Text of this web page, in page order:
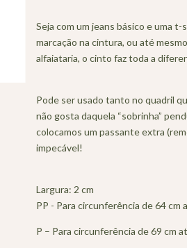
Seja com um jeans básico e uma
marcação na cintura, ou até
alfaiataria, o cinto faz toda a
Pode ser usado tanto no quadril
não gosta daquela “sobrinha”
colocamos um passante extra
impecável!
Largura: 2 cm
PP - Para circunferência de 64 cm
P – Para circunferência de 69 cm